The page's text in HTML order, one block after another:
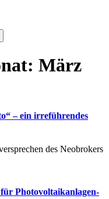
März
– ein irreführendes
des Neobrokers
Photovoltaikanlagen-